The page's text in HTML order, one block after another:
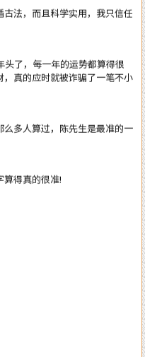
了，每一年的运势都算得很
真的应时就被诈骗了一笔不小
多人算过，陈先生是最准的一
得真的很准!